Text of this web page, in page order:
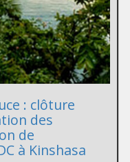
: clôture
des
de
à Kinshasa